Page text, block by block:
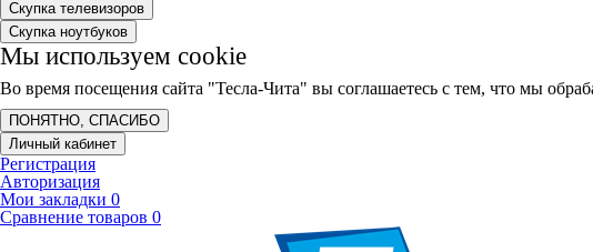
Скупка телевизоров
Скупка ноутбуков
Мы используем cookie
Во время посещения сайта "Тесла-Чита" вы соглашаетесь с тем, что мы
ПОНЯТНО, СПАСИБО
Личный кабинет
Регистрация
Авторизация
Мои закладки 0
Сравнение товаров 0